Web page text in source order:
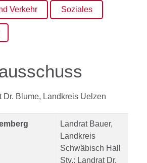
Verkehr Soziales
Dr. Blume, Landkreis Uelzen
Landrat Bauer,
Landkreis
Schwäbisch Hall
Stv.: Landrat Dr.